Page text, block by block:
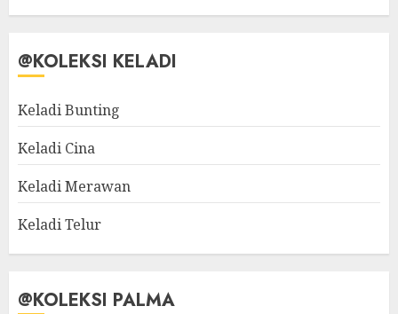
@KOLEKSI KELADI
Keladi Bunting
Keladi Cina
Keladi Merawan
Keladi Telur
@KOLEKSI PALMA